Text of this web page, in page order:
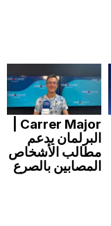
البرلمان يدعم
مطالب الأشخاص
المصابين بالصرع